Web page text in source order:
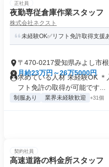
正社員
夜勤専従倉庫作業スタッフ
株式会社ネクスト
未経験OK✅リフト免許取得支援
〒470-0217愛知県みよし市
月給23万円～26万5000円
求めている人材 未経験OK
フト免許の取得が可能です...
制服あり 業界未経験歓迎 +31個
契約社員
高速道路の料金所スタッフ